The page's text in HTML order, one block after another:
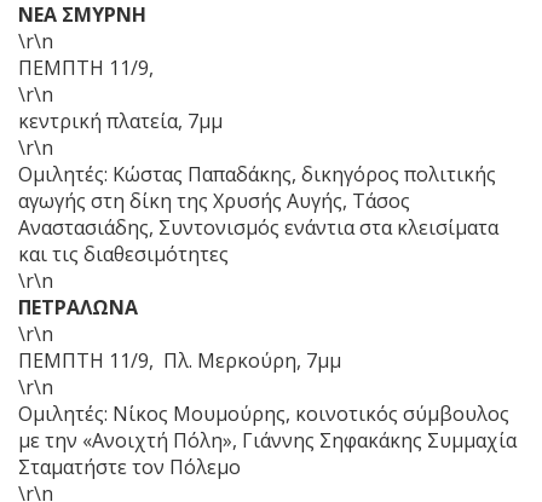
ΝΕΑ ΣΜΥΡΝΗ
\r\n
ΠΕΜΠΤΗ 11/9,
\r\n
κεντρική πλατεία, 7μμ
\r\n
Ομιλητές: Κώστας Παπαδάκης, δικηγόρος πολιτικής
αγωγής στη δίκη της Χρυσής Αυγής, Τάσος
Αναστασιάδης, Συντονισμός ενάντια στα κλεισίματα
και τις διαθεσιμότητες
\r\n
ΠΕΤΡΑΛΩΝΑ
\r\n
ΠΕΜΠΤΗ 11/9, Πλ. Μερκούρη, 7μμ
\r\n
Ομιλητές: Νίκος Μουμούρης, κοινοτικός σύμβουλος
με την «Ανοιχτή Πόλη», Γιάννης Σηφακάκης Συμμαχία
Σταματήστε τον Πόλεμο
\r\n